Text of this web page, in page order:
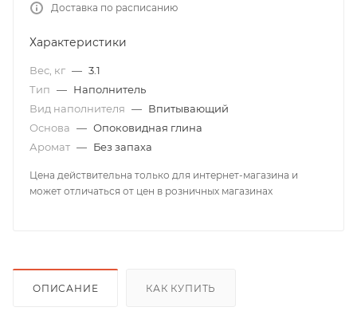
Доставка по расписанию
Характеристики
Вес, кг — 3.1
Тип — Наполнитель
Вид наполнителя — Впитывающий
Основа — Опоковидная глина
Аромат — Без запаха
Цена действительна только для интернет-магазина и
может отличаться от цен в розничных магазинах
ОПИСАНИЕ КАК КУПИТЬ